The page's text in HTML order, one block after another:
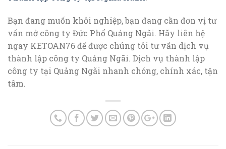
Bạn đang muốn khởi nghiệp, bạn đang cần đơn vị tư
vấn mở công ty Đức Phổ Quảng Ngãi. Hãy liên hệ
ngay KETOAN76 để được chúng tôi tư vấn dịch vụ
thành lập công ty Quảng Ngãi. Dịch vụ thành lập
công ty tại Quảng Ngãi nhanh chóng, chính xác, tận
tâm.